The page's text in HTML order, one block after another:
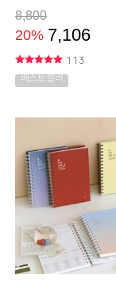
8,800
20% 7,106
113
베스트셀러